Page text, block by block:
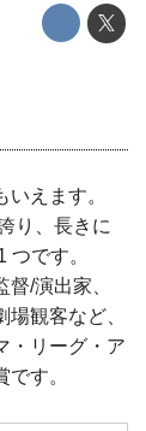
えます。
り、長きに
です。
/演出家、
観客など、
・リーグ・ア
す。